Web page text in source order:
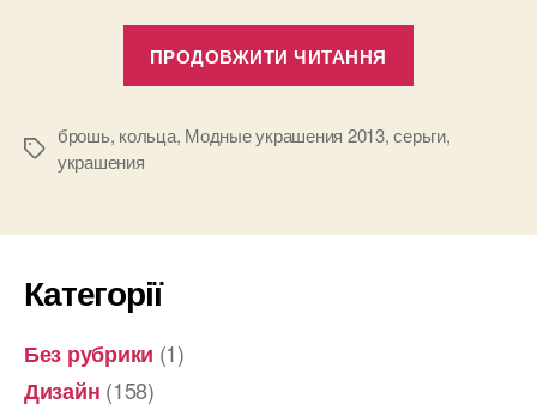
ПРОДОВЖИТИ ЧИТАННЯ
Позначки
брошь, кольца, Модные украшения 2013,серьги,
украшения
Категорії
Без рубрики (1)
Дизайн (158)